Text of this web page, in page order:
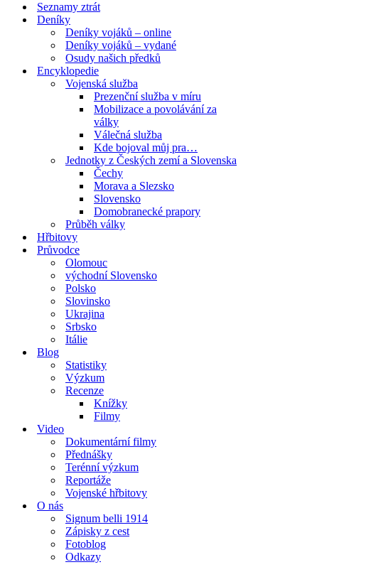
Seznamy ztrát
Deníky
Deníky vojáků – online
Deníky vojáků – vydané
Osudy našich předků
Encyklopedie
Vojenská služba
Prezenční služba v míru
Mobilizace a povolávání za
války
Válečná služba
Kde bojoval můj pra…
Jednotky z Českých zemí a Slovenska
Čechy
Morava a Slezsko
Slovensko
Domobranecké prapory
Průběh války
Hřbitovy
Průvodce
Olomouc
východní Slovensko
Polsko
Slovinsko
Ukrajina
Srbsko
Itálie
Blog
Statistiky
Výzkum
Recenze
Knížky
Filmy
Video
Dokumentární filmy
Přednášky
Terénní výzkum
Reportáže
Vojenské hřbitovy
O nás
Signum belli 1914
Zápisky z cest
Fotoblog
Odkazy